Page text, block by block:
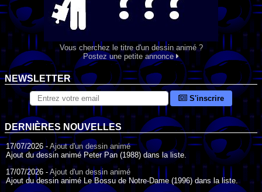
Vous cherchez le titre d'un dessin animé ?
Postez une petite annonce
NEWSLETTER
S'inscrire
DERNIÈRES NOUVELLES
17/07/2026 - Ajout d'un dessin animé
Ajout du dessin animé Peter Pan (1988) dans la liste.
17/07/2026 - Ajout d'un dessin animé
Ajout du dessin animé Le Bossu de Notre-Dame (1996) dans la liste.